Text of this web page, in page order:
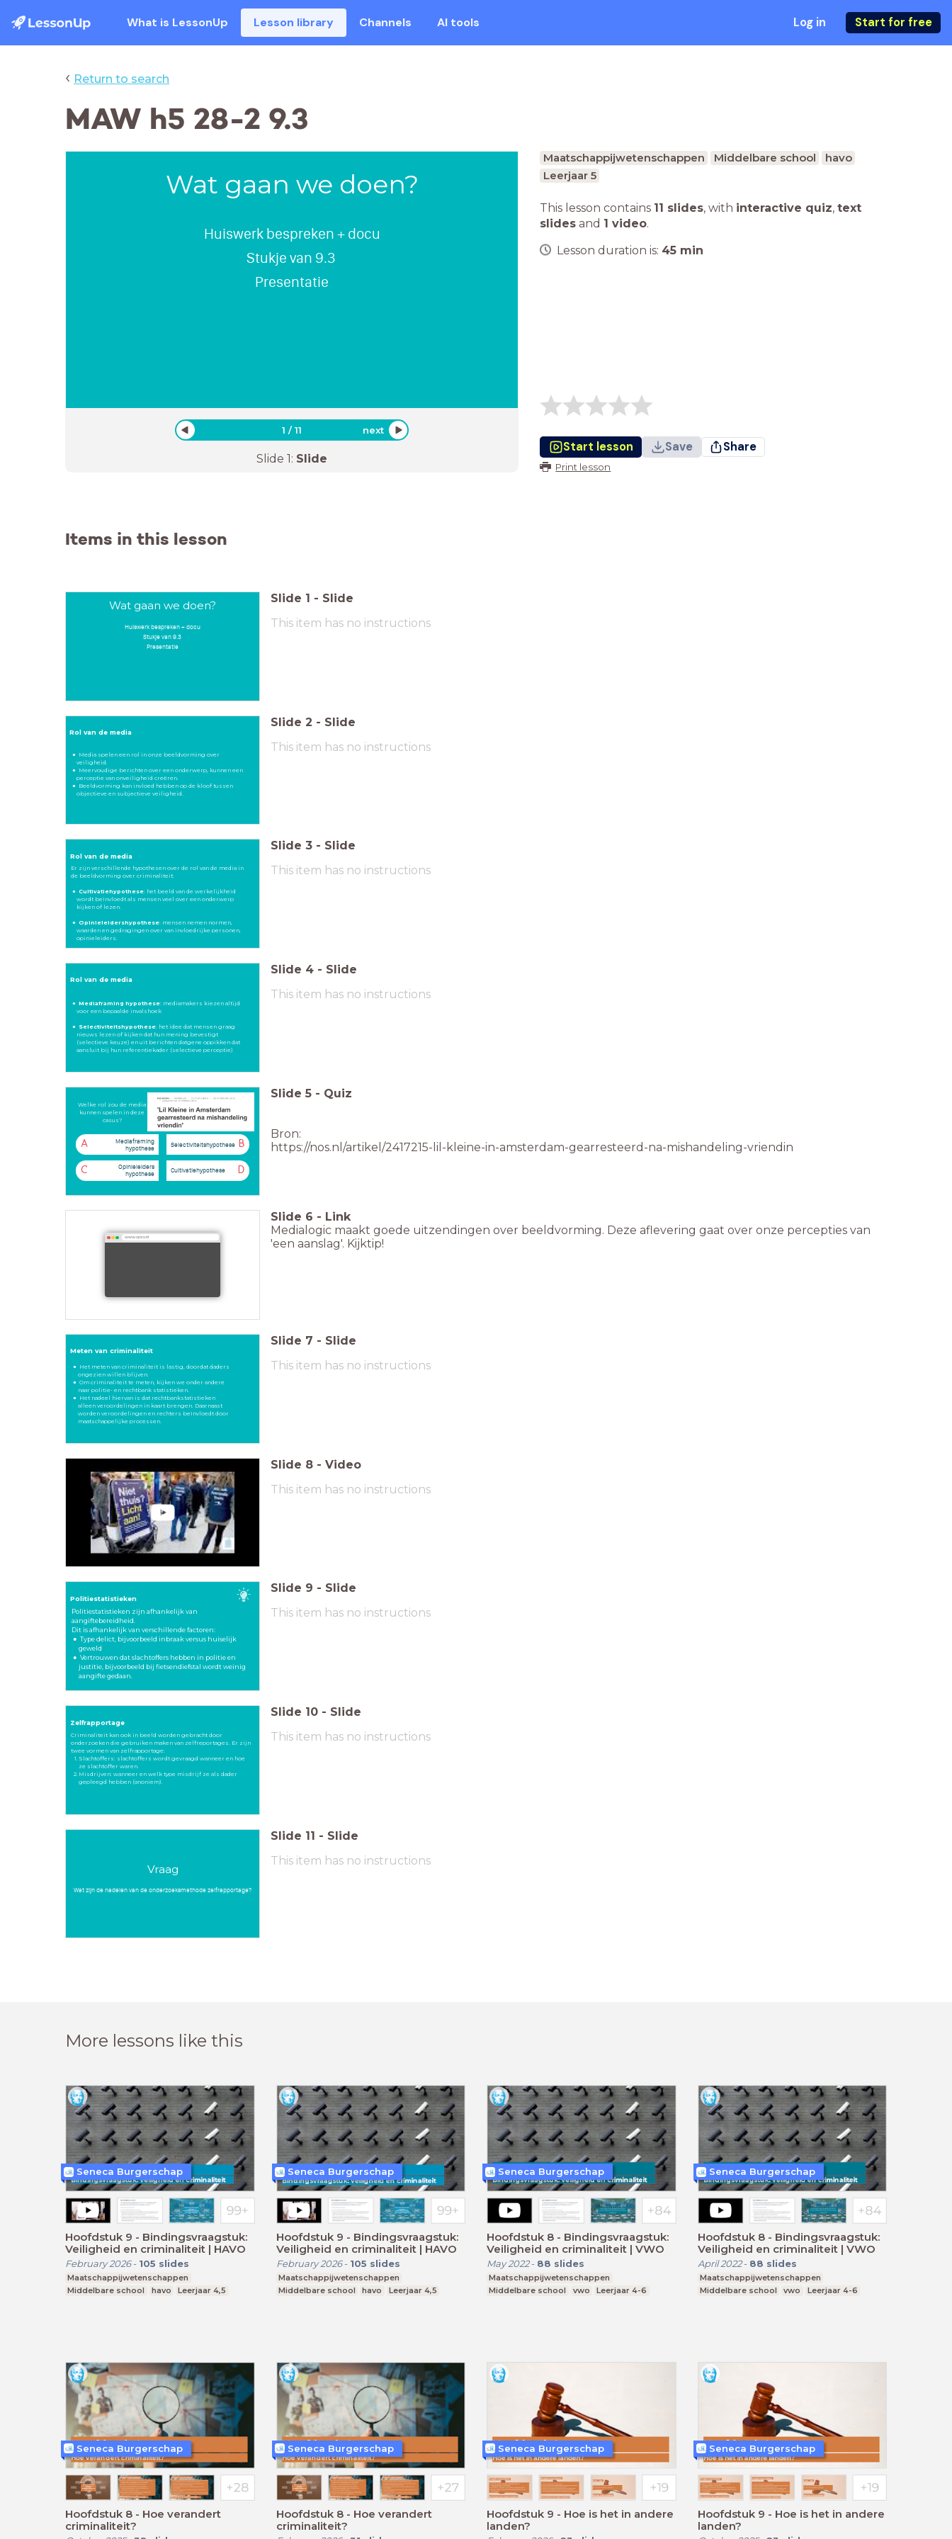
What is LessonUp Lesson library Channels AI tools Log in Start for free
‹ Return to search
MAW h5 28-2 9.3
Wat gaan we doen?
Huiswerk bespreken + docu
Stukje van 9.3
Presentatie
1 /11 next
Slide 1: Slide
Maatschappijwetenschappen Middelbare school
havo
Leerjaar 5
This lesson contains 11 slides, with interactive quiz, text
slides and 1 video.
Lesson duration is: 45 min
Start lesson Save Share
Print lesson
Items in this lesson
Wat gaan we doen?
Huiswerk bespreken + docu
Stukje van 9.3
Presentatie
Slide 1 - Slide
This item has no instructions
Rol van de media
Media spelen een rol in onze beeldvorming over
veiligheid.
Meervoudige berichten over een onderwerp, kunnen een
perceptie van onveiligheid creëren.
Beeldvorming kan invloed hebben op de kloof tussen
objectieve en subjectieve veiligheid.
Slide 2 - Slide
This item has no instructions
Rol van de media
Er zijn verschillende hypothesen over de rol van de media in
de beeldvorming over criminaliteit:
Cultivatiehypothese: het beeld van de werkelijkheid
wordt beïnvloedt als mensen veel over een onderwerp
kijken of lezen.
Opinieleidershypothese: mensen nemen normen,
waarden en gedragingen over van invloedrijke personen,
opinieleiders.
Slide 3 - Slide
This item has no instructions
Rol van de media
Mediaframing hypothese: mediamakers kiezen altijd
voor een bepaalde invalshoek
Selectiviteitshypothese: het idee dat mensen graag
nieuws lezen of kijken dat hun mening bevestigt
(selectieve keuze) en uit berichten datgene oppikken dat
aansluit bij hun referentiekader (selectieve perceptie)
Slide 4 - Slide
This item has no instructions
Welke rol zou de media kunnen spelen in deze casus?
Welke rol zou de media
kunnen spelen in deze
casus?
A
Mediaframing
hypothese
B
Selectiviteitshypothese
C
Opinieleiders
hypothese
D
Cultivatiehypothese
Slide 5 - Quiz
Bron:
https://nos.nl/artikel/2417215-lil-kleine-in-amsterdam-gearresteerd-na-mishandeling-vriendin
www.vpro.nl
Slide 6 - Link
Medialogic maakt goede uitzendingen over beeldvorming. Deze aflevering gaat over onze percepties van
'een aanslag'. Kijktip!
Meten van criminaliteit
Het meten van criminaliteit is lastig, doordat daders
ongezien willen blijven.
Om criminaliteit te meten, kijken we onder andere
naar politie- en rechtbank statistieken.
Het nadeel hiervan is dat rechtbankstatistieken
alleen veroordelingen in kaart brengen. Daarnaast
worden veroordelingen en rechters beïnvloedt door
maatschappelijke processen.
Slide 7 - Slide
This item has no instructions
Slide 8 - Video
This item has no instructions
Politiestatistieken
Politiestatistieken zijn afhankelijk van
aangiftebereidheid.
Dit is afhankelijk van verschillende factoren:
Type delict, bijvoorbeeld inbraak versus huiselijk
geweld
Vertrouwen dat slachtoffers hebben in politie en
justitie, bijvoorbeeld bij fietsendiefstal wordt weinig
aangifte gedaan.
Slide 9 - Slide
This item has no instructions
Zelfrapportage
Criminaliteit kan ook in beeld worden gebracht door
onderzoeken die gebruiken maken van zelfreportages. Er zijn
twee vormen van zelfrapportage:
Slachtoffers: slachtoffers wordt gevraagd wanneer en hoe
ze slachtoffer waren.
Misdrijven: wanneer en welk type misdrijf ze als dader
gepleegd hebben (anoniem).
Slide 10 - Slide
This item has no instructions
Vraag
Wat zijn de nadelen van de onderzoeksmethode zelfrapportage?
Slide 11 - Slide
This item has no instructions
More lessons like this
Hoofdstuk 9 - Bindingsvraagstuk:
Veiligheid en criminaliteit | HAVO
February 2026- 105 slides
Maatschappijwetenschappen
Middelbare school
havo Leerjaar 4,5
Seneca Burgerschap
Hoofdstuk 9 - Bindingsvraagstuk:
Veiligheid en criminaliteit | HAVO
February 2026- 105 slides
Maatschappijwetenschappen
Middelbare school
havo Leerjaar 4,5
Seneca Burgerschap
Hoofdstuk 8 - Bindingsvraagstuk:
Veiligheid en criminaliteit | VWO
May 2022- 88 slides
Maatschappijwetenschappen
Middelbare school
vwo Leerjaar 4-6
Seneca Burgerschap
Hoofdstuk 8 - Bindingsvraagstuk:
Veiligheid en criminaliteit | VWO
April 2022- 88 slides
Maatschappijwetenschappen
Middelbare school
vwo Leerjaar 4-6
Seneca Burgerschap
Hoofdstuk 8 - Hoe verandert
criminaliteit?
Seneca Burgerschap
Hoofdstuk 8 - Hoe verandert
criminaliteit?
Seneca Burgerschap
Hoofdstuk 9 - Hoe is het in andere
landen?
Seneca Burgerschap
Hoofdstuk 9 - Hoe is het in andere
landen?
Seneca Burgerschap